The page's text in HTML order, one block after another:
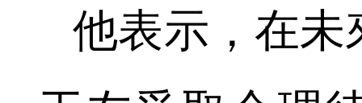
他表示，在未